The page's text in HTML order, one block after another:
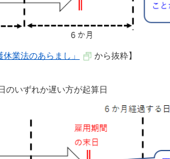
業法のあらまし」 から抜粋】
いずれか遅い方が起算日